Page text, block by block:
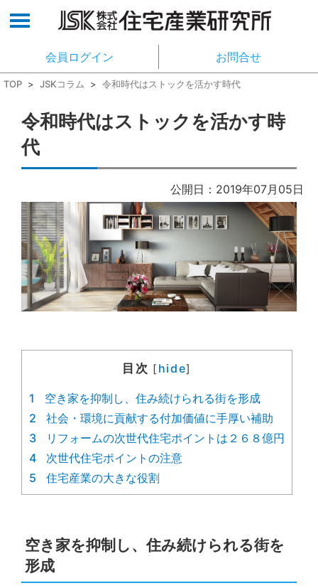
会員ログイン お問合せ
TOP > JSKコラム > 令和時代はストックを活かす時代
令和時代はストックを活かす時
代
公開日：2019年07月05日
目次 [ hide]
1
空き家を抑制し、住み続けられる街を形成
2
社会・環境に貢献する付加価値に手厚い補助
3
リフォームの次世代住宅ポイントは２６８億円
4
次世代住宅ポイントの注意
5
住宅産業の大きな役割
空き家を抑制し、住み続けられる街を
形成